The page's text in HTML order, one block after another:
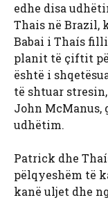
edhe disa
Thais në Brazil,
Babai i Thaís
planit të çiftit
është i
të shtuar
John McManus,
udhëtim.
Patrick dhe
pëlqyeshëm të
kanë uljet dhe